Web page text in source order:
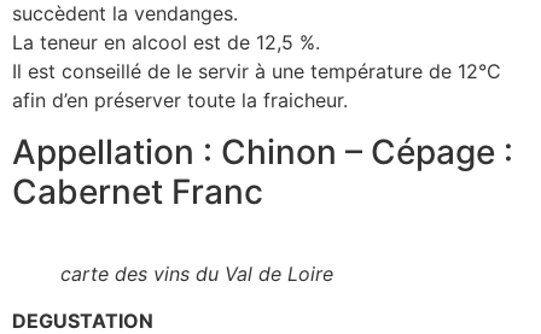
succèdent la vendanges.
La teneur en alcool est de 12,5 %.
Il est conseillé de le servir à une température de 12°C
afin d’en préserver toute la fraicheur.
Appellation : Chinon – Cépage :
Cabernet Franc
carte des vins du Val de Loire
DEGUSTATION